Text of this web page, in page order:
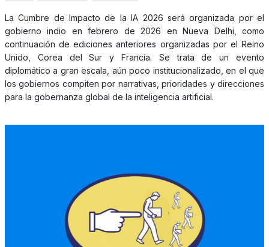
La Cumbre de Impacto de la IA 2026 será organizada por el
gobierno indio en febrero de 2026 en Nueva Delhi, como
continuación de ediciones anteriores organizadas por el Reino
Unido, Corea del Sur y Francia. Se trata de un evento
diplomático a gran escala, aún poco institucionalizado, en el que
los gobiernos compiten por narrativas, prioridades y direcciones
para la gobernanza global de la inteligencia artificial.